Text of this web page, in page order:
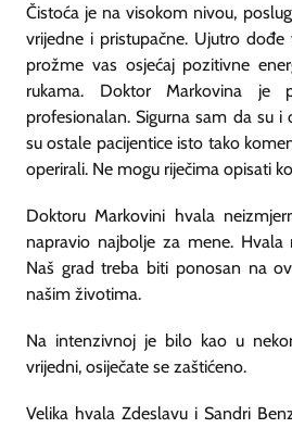
Čistoća je na visokom nivou,
vrijedne i pristupačne. Ujutro
prožme vas osjećaj pozitivne
rukama. Doktor Markovina je
profesionalan. Sigurna sam da su i
su ostale pacijentice isto tako
operirali. Ne mogu riječima opisati
Doktoru Markovini hvala
napravio najbolje za mene.
Naš grad treba biti ponosan na
našim životima.
Na intenzivnoj je bilo kao u
vrijedni, osiječate se zaštićeno.
Velika hvala Zdeslavu i Sandri